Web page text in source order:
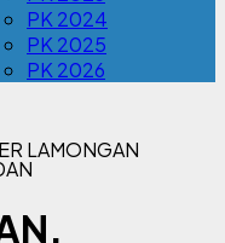
PK 2024
PK 2025
PK 2026
LAMONGAN